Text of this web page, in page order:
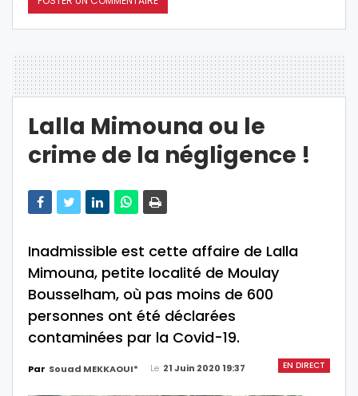
Lalla Mimouna ou le
crime de la négligence !
Inadmissible est cette affaire de Lalla
Mimouna, petite localité de Moulay
Bousselham, où pas moins de 600
personnes ont été déclarées
contaminées par la Covid-19.
EN DIRECT
Par Souad MEKKAOUI* Le 21 Juin 2020 19:37